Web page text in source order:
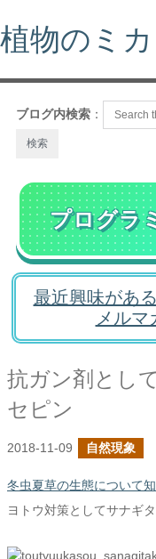
植物のミカ
ブログ内検索 ：
プログラ
最近興味があ
メルマ
抗ガン剤とし
セピン
2018-11-09 自然現象
冬虫夏草の生態について
ヨトウ対策としてサナギ